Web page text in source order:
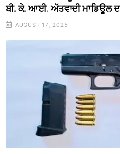
ਬੀ. ਕੇ. ਆਈ. ਅੱਤਵਾਦੀ ਮਾਡਿਊਲ
AUGUST 14, 2025